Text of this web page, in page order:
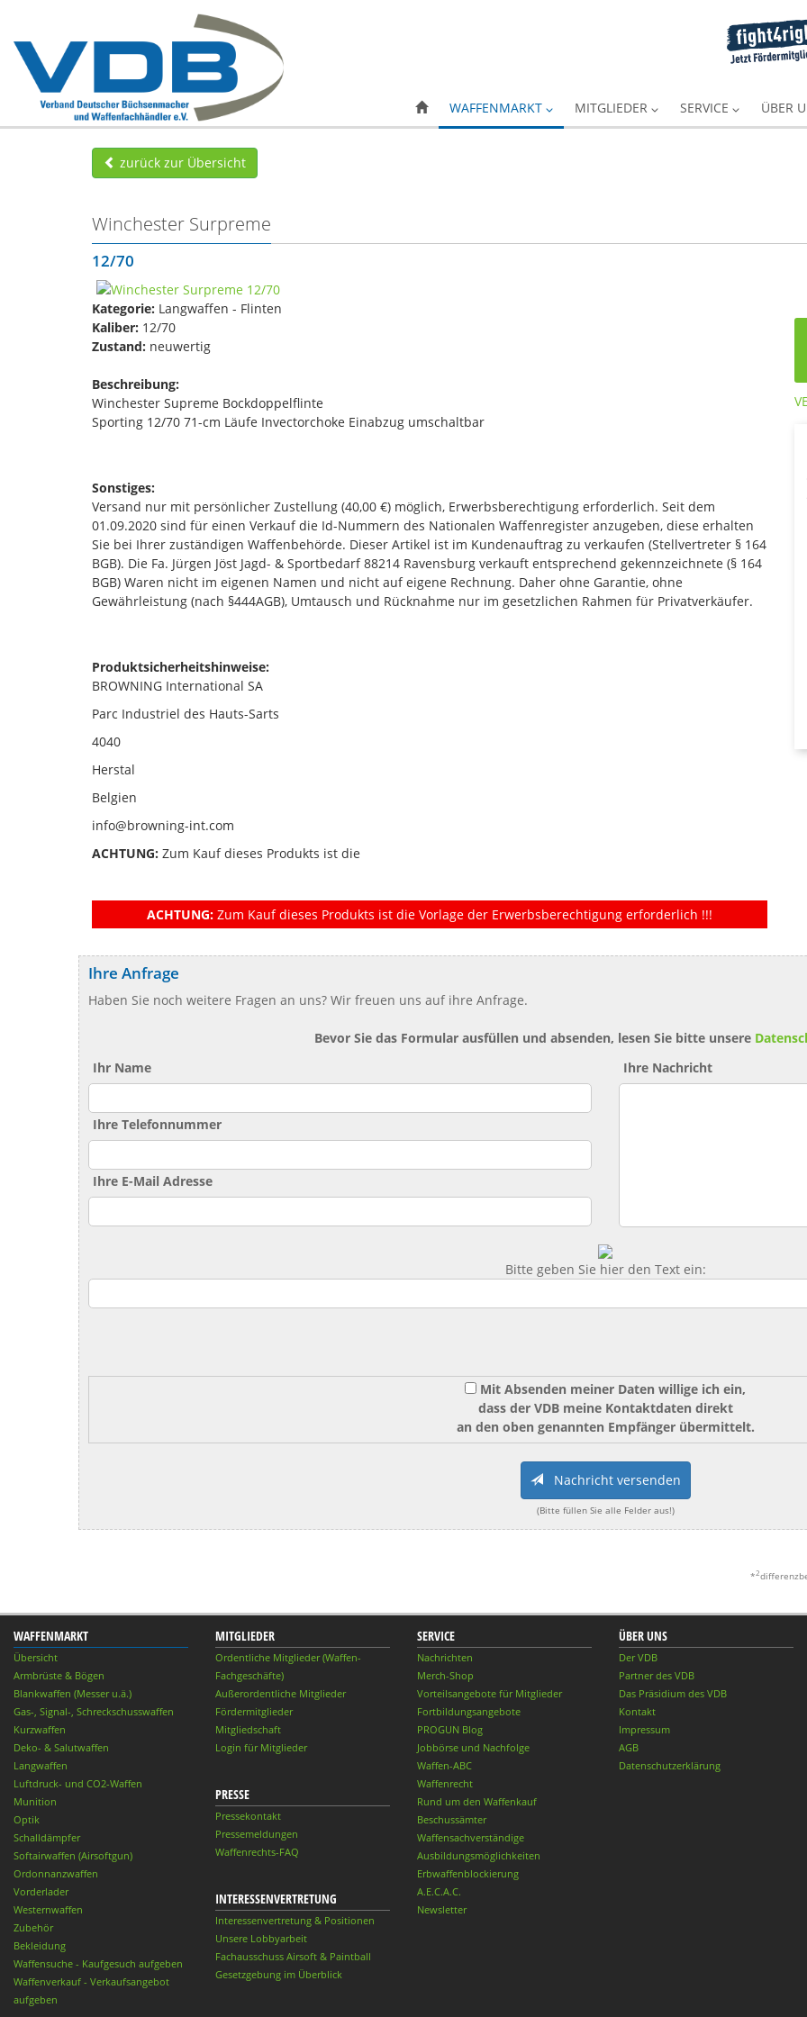
WAFFENMARKT MITGLIEDER SERVICE ÜBER
zurück zur Übersicht
Winchester Surpreme
12/70
Kategorie: Langwaffen - Flinten
Kaliber: 12/70
Zustand: neuwertig
Beschreibung:
Winchester Supreme Bockdoppelflinte
Sporting 12/70 71-cm Läufe Invectorchoke Einabzug umschaltbar
Sonstiges:
Versand nur mit persönlicher Zustellung (40,00 €) möglich, Erwerbsberechtigung erforderlich. Seit dem
01.09.2020 sind für einen Verkauf die Id-Nummern des Nationalen Waffenregister anzugeben, diese erhalten
Sie bei Ihrer zuständigen Waffenbehörde. Dieser Artikel ist im Kundenauftrag zu verkaufen (Stellvertreter § 164
BGB). Die Fa. Jürgen Jöst Jagd- & Sportbedarf 88214 Ravensburg verkauft entsprechend gekennzeichnete (§ 164
BGB) Waren nicht im eigenen Namen und nicht auf eigene Rechnung. Daher ohne Garantie, ohne
Gewährleistung (nach §444AGB), Umtausch und Rücknahme nur im gesetzlichen Rahmen für Privatverkäufer.
Produktsicherheitshinweise:
BROWNING International SA
Parc Industriel des Hauts-Sarts
4040
Herstal
Belgien
info@browning-int.com
ACHTUNG: Zum Kauf dieses Produkts ist die
ACHTUNG: Zum Kauf dieses Produkts ist die Vorlage der Erwerbsberechtigung erforderlich !!!
Ihre Anfrage
Haben Sie noch weitere Fragen an uns? Wir freuen uns auf ihre Anfrage.
Bevor Sie das Formular ausfüllen und absenden, lesen Sie bitte unsere
Ihr Name
Ihre Telefonnummer
Ihre E-Mail Adresse
Ihre Nachricht
Bitte geben Sie hier den Text ein:
Mit Absenden meiner Daten willige ich ein,
dass der VDB meine Kontaktdaten direkt
an den oben genannten Empfänger übermittelt.
Nachricht versenden
(Bitte füllen Sie alle Felder aus!)
*2
WAFFENMARKT
Übersicht
Armbrüste & Bögen
Blankwaffen (Messer u.ä.)
Gas-, Signal-, Schreckschusswaffen
Kurzwaffen
Deko- & Salutwaffen
Langwaffen
Luftdruck- und CO2-Waffen
Munition
Optik
Schalldämpfer
Softairwaffen (Airsoftgun)
Ordonnanzwaffen
Vorderlader
Westernwaffen
Zubehör
Bekleidung
Waffensuche - Kaufgesuch aufgeben
Waffenverkauf - Verkaufsangebot
aufgeben
MITGLIEDER
Ordentliche Mitglieder (Waffen-
Fachgeschäfte)
Außerordentliche Mitglieder
Fördermitglieder
Mitgliedschaft
Login für Mitglieder
PRESSE
Pressekontakt
Pressemeldungen
Waffenrechts-FAQ
INTERESSENVERTRETUNG
Interessenvertretung & Positionen
Unsere Lobbyarbeit
Fachausschuss Airsoft & Paintball
Gesetzgebung im Überblick
SERVICE
Nachrichten
Merch-Shop
Vorteilsangebote für Mitglieder
Fortbildungsangebote
PROGUN Blog
Jobbörse und Nachfolge
Waffen-ABC
Waffenrecht
Rund um den Waffenkauf
Beschussämter
Waffensachverständige
Ausbildungsmöglichkeiten
Erbwaffenblockierung
A.E.C.A.C.
Newsletter
ÜBER UNS
Der VDB
Partner des VDB
Das Präsidium des VDB
Kontakt
Impressum
AGB
Datenschutzerklärung